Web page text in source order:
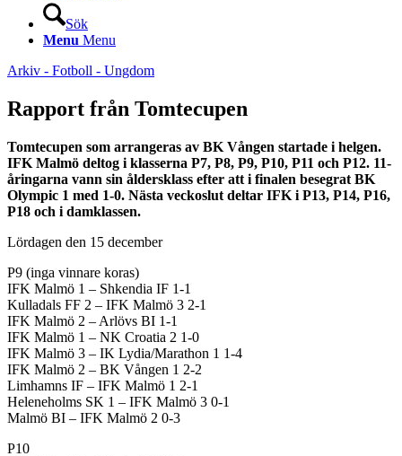
Sök
Menu Menu
Arkiv - Fotboll - Ungdom
Rapport från Tomtecupen
Tomtecupen som arrangeras av BK Vången startade i helgen.
IFK Malmö deltog i klasserna P7, P8, P9, P10, P11 och P12. 11-
åringarna vann sin åldersklass efter att i finalen besegrat BK
Olympic 1 med 1-0. Nästa veckoslut deltar IFK i P13, P14, P16,
P18 och i damklassen.
Lördagen den 15 december
P9 (inga vinnare koras)
IFK Malmö 1 – Shkendia IF 1-1
Kulladals FF 2 – IFK Malmö 3 2-1
IFK Malmö 2 – Arlövs BI 1-1
IFK Malmö 1 – NK Croatia 2 1-0
IFK Malmö 3 – IK Lydia/Marathon 1 1-4
IFK Malmö 2 – BK Vången 1 2-2
Limhamns IF – IFK Malmö 1 2-1
Heleneholms SK 1 – IFK Malmö 3 0-1
Malmö BI – IFK Malmö 2 0-3
P10